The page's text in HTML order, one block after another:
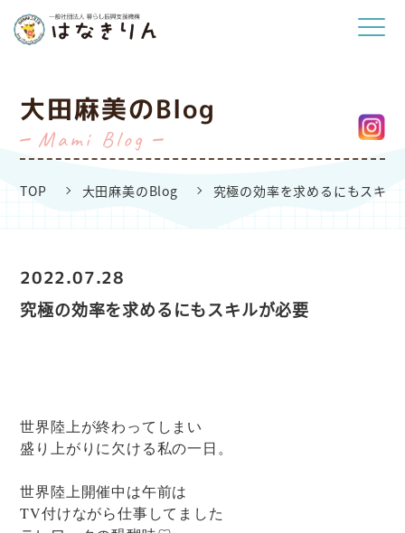
大田麻美のBlog
Mami Blog
TOP 大田麻美のBlog 究極の効率を求めるにもスキル
2022.07.28
究極の効率を求めるにもスキルが必要
世界陸上が終わってしまい
盛り上がりに欠ける私の一日。
世界陸上開催中は午前は
TV付けながら仕事してました